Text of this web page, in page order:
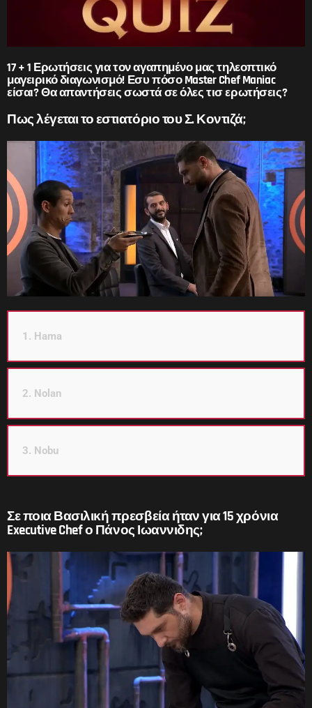
17 + 1 Ερωτήσεις για τον αγαπημένο μας τηλεοπτικό
μαγειρικό διαγωνισμό! Εσυ πόσο Master Chef Maniac
είσαι? Θα απαντήσεις σωστά σε όλες τισ ερωτήσεις?
Πως λέγεται το εστιατόριο του Σ. Κοντιζά;
1. Hama
2. Nolan
3. Nobu
Σε ποια Βασιλική πρεσβεία ήταν για 15 χρόνια
Executive Chef ο Πάνος Ιωαννιδης;